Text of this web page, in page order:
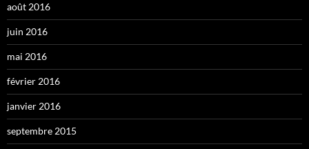
août 2016
juin 2016
mai 2016
février 2016
janvier 2016
septembre 2015